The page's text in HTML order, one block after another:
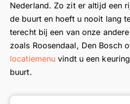
Nederland. Zo zit er altijd een
de buurt en hoeft u nooit lang
terecht bij een van onze
zoals Roosendaal, Den Bosch
locatiemenu vindt u een
buurt.